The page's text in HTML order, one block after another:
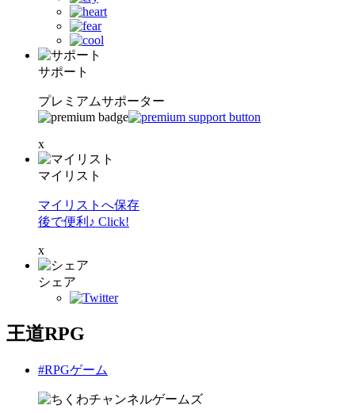
サポート
プレミアムサポーター
x
マイリスト
マイリストへ保存
後で便利♪ Click!
x
シェア
王道RPG
#RPGゲーム